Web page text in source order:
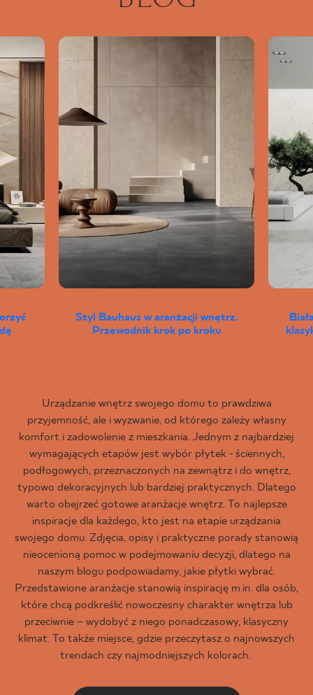
Styl Bauhaus w aranżacji wnętrz.
Przewodnik krok po kroku
Urządzanie wnętrz swojego domu to prawdziwa
przyjemność, ale i wyzwanie, od którego zależy własny
komfort i zadowolenie z mieszkania. Jednym z najbardziej
wymagających etapów jest wybór płytek - ściennych,
podłogowych, przeznaczonych na zewnątrz i do wnętrz,
typowo dekoracyjnych lub bardziej praktycznych. Dlatego
warto obejrzeć gotowe aranżacje wnętrz. To najlepsze
inspiracje dla każdego, kto jest na etapie urządzania
swojego domu. Zdjęcia, opisy i praktyczne porady stanowią
nieocenioną pomoc w podejmowaniu decyzji, dlatego na
naszym blogu podpowiadamy, jakie płytki wybrać.
Przedstawione aranżacje stanowią inspirację m.in. dla osób,
które chcą podkreślić nowoczesny charakter wnętrza lub
przeciwnie – wydobyć z niego ponadczasowy, klasyczny
klimat. To także miejsce, gdzie przeczytasz o najnowszych
trendach czy najmodniejszych kolorach.